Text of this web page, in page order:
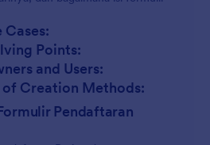
Cases:
Points:
and Users:
Creation Methods:
Umum:
Pendaftaran